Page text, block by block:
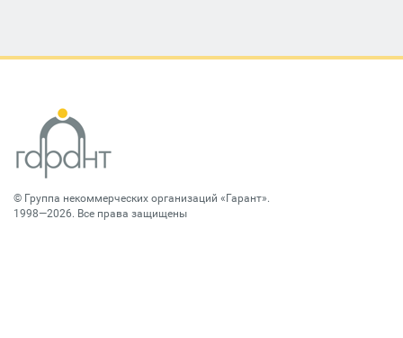
© Группа некоммерческих организаций «Гарант».
1998—2026. Все права защищены